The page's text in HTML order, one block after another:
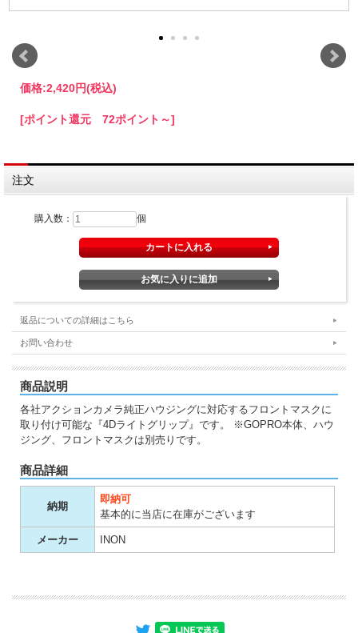
価格:2,420円(税込)
[ポイント還元 72ポイント～]
注文
購入数： 個
返品についての詳細はこちら
お問い合わせ
商品説明
各社アクションカメラ純正ハウジングに対応するフロントマスクに
取り付け可能な『4Dライトグリップ』です。 ※GOPRO本体、ハウ
ジング、フロントマスクは別売りです。
商品詳細
納期
即納可
基本的に当店に在庫がございます
メーカー INON